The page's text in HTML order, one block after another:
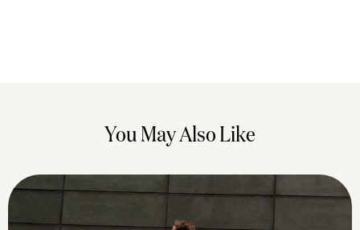
You May Also Like